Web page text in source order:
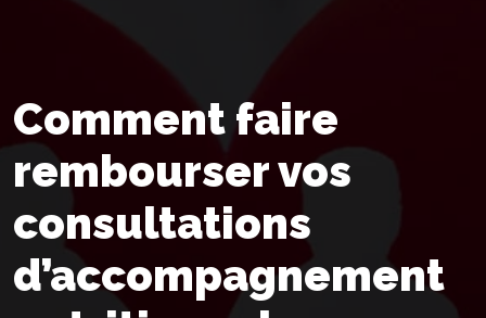
Comment faire
rembourser vos
consultations
d’accompagnement